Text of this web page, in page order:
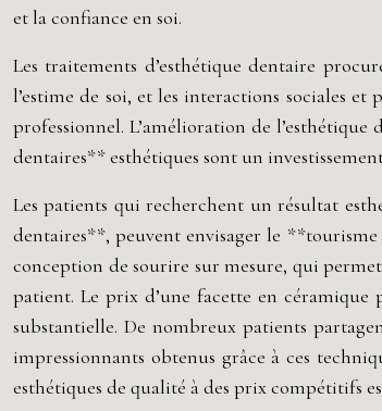
et la confiance en soi.
Les traitements d’esthétique dentaire
l’estime de soi, et les interactions sociales
professionnel. L’amélioration de
dentaires** esthétiques sont un
Les patients qui recherchent un résultat
dentaires**, peuvent envisager le
conception de sourire sur mesure, qui
patient. Le prix d’une facette en céramique
substantielle. De nombreux patients
impressionnants obtenus grâce à ces
esthétiques de qualité à des prix compétitifs